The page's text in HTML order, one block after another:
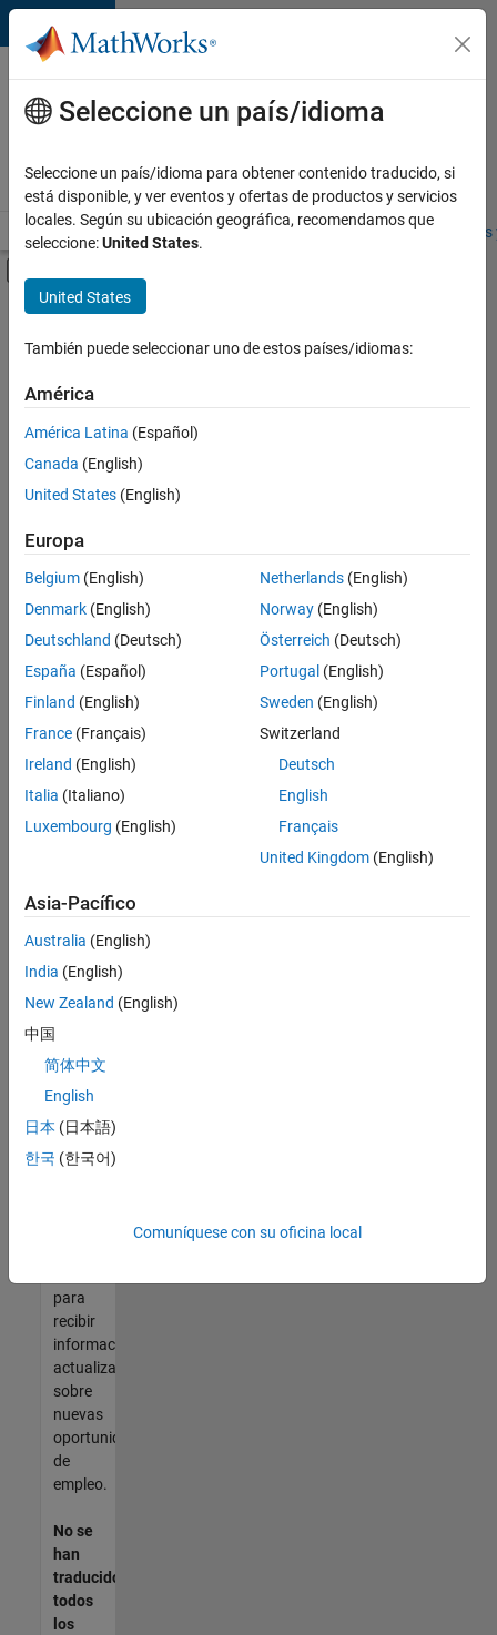
Saltar al contenido
Ofertas
de
empleo
MathWorks
Visión general Búsqueda de empleo Oficinas locales
Contenido principal
FILTRADO POR
Inside Sales
Sales Operations
Business Model Team
Finance and Operations
Actualmente
no
puestos
disponibles
que
se
correspondan
con
sus
criterios
de
búsqueda.
Pruebe
ampliar
su
todos
empleos.
Si aun
así no
ninguna
vacante
que se
a sus
cualificaciones,
para
recibir
información
actualizada
sobre
nuevas
oportunidades
de
empleo.
No se
han
traducido
todos
los
Seleccione un país/idioma
Seleccione un país/idioma para obtener contenido traducido, si
está disponible, y ver eventos y ofertas de productos y servicios
locales. Según su ubicación geográfica, recomendamos que
seleccione:United States.
United States
También puede seleccionar uno de estos países/idiomas:
América
América Latina (Español)
Canada (English)
United States (English)
Europa
Belgium (English)
Denmark (English)
Deutschland (Deutsch)
España (Español)
Finland (English)
France (Français)
Ireland (English)
Italia (Italiano)
Luxembourg (English)
Netherlands(English)
Norway(English)
Österreich (Deutsch)
Portugal (English)
Sweden (English)
Switzerland
Deutsch
English
Français
United Kingdom(English)
Asia-Pacífico
Australia (English)
India (English)
New Zealand (English)
中国
简体中文
English
日本 (日本語)
한국 (한국어)
Comuníquese con su oficina local